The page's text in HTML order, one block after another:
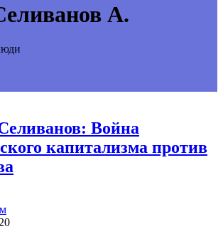
А.
Война
капитализма против